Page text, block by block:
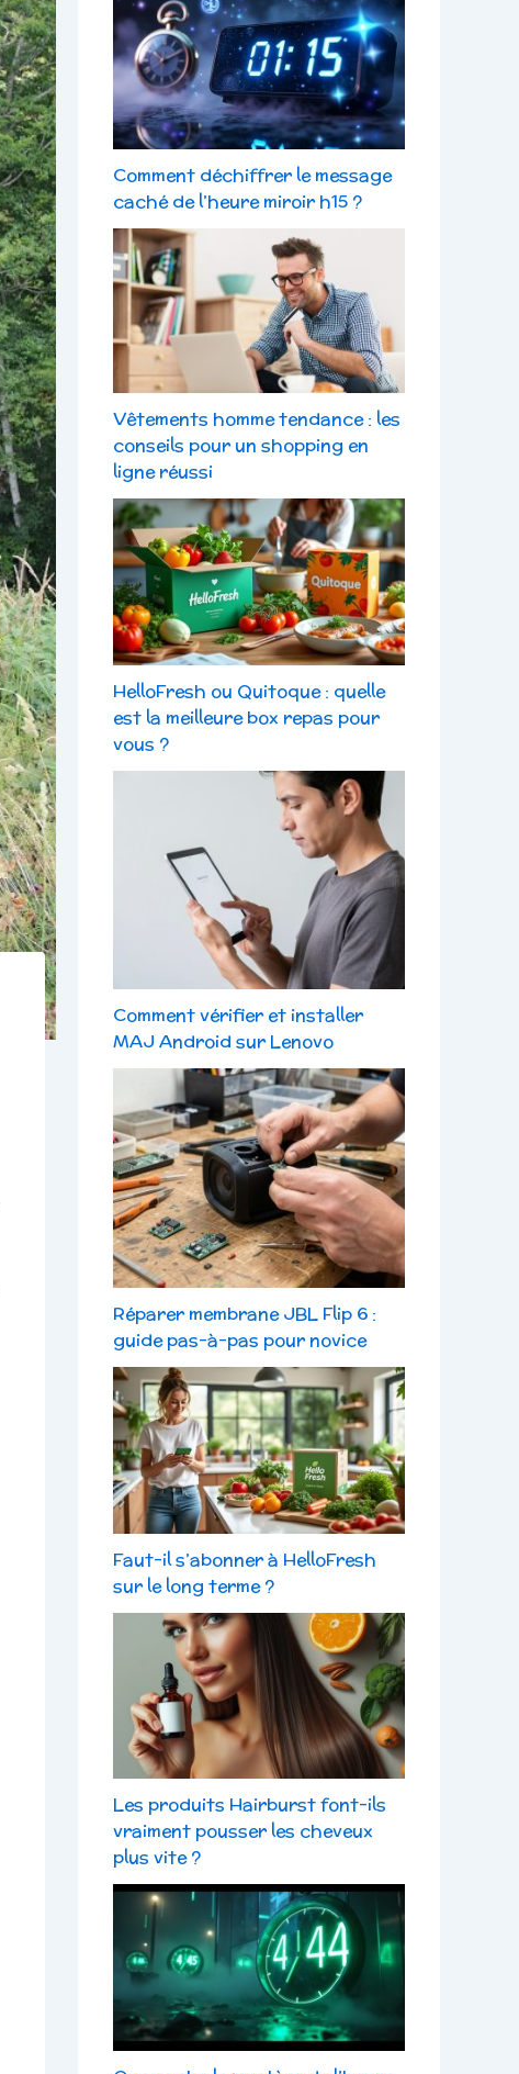
Comment déchiffrer le message
caché de l’heure miroir h15 ?
Vêtements homme tendance : les
conseils pour un shopping en
ligne réussi
HelloFresh ou Quitoque : quelle
est la meilleure box repas pour
vous ?
Comment vérifier et installer
MAJ Android sur Lenovo
Réparer membrane JBL Flip 6 :
guide pas-à-pas pour novice
Faut-il s’abonner à HelloFresh
sur le long terme ?
Les produits Hairburst font-ils
vraiment pousser les cheveux
plus vite ?